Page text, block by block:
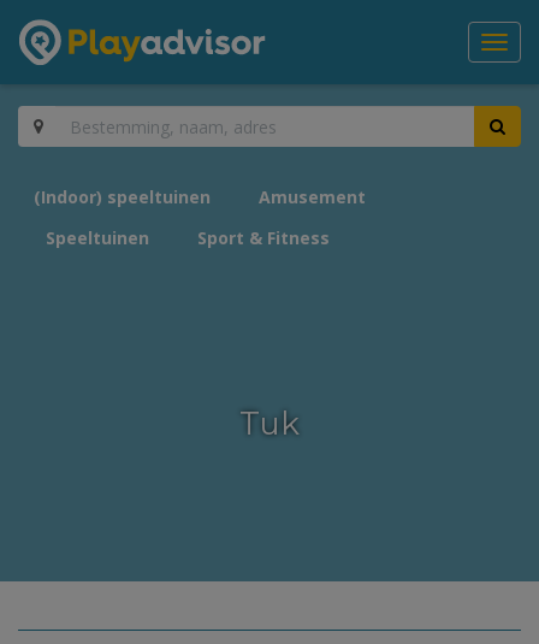
(Indoor) speeltuinen
Amusement
Speeltuinen
Sport & Fitness
Tuk